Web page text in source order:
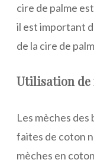
cire de palme
il est important
de la cire de
Utilisation de
Les mèches
faites de coton
mèches en